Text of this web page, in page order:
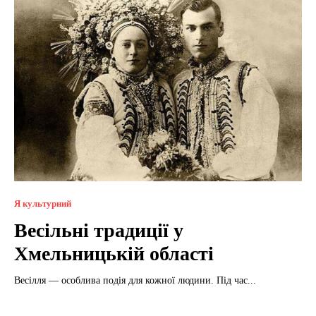
Я культурний
Весільні традиції у
Хмельницькій області
Весілля — особлива подія для кожної людини. Під час...